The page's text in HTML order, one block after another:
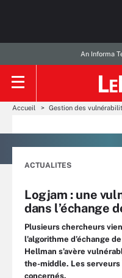
An Informa
Accueil Gestion des
ACTUALITES
Logjam : une
dans l’échange
Plusieurs chercheurs
l’algorithme d’échange
Hellman s’avère
the-middle. Les serveurs
concernés.